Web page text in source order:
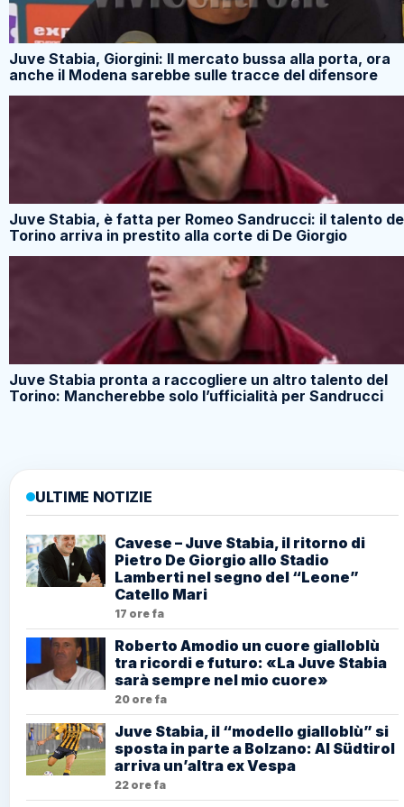
Juve Stabia, Giorgini: Il mercato bussa alla porta, ora
anche il Modena sarebbe sulle tracce del difensore
Juve Stabia, è fatta per Romeo Sandrucci: il talento
Torino arriva in prestito alla corte di De Giorgio
Juve Stabia pronta a raccogliere un altro talento del
Torino: Mancherebbe solo l’ufficialità per Sandrucci
ULTIME NOTIZIE
Cavese – Juve Stabia, il ritorno di
Pietro De Giorgio allo Stadio
Lamberti nel segno del “Leone”
Catello Mari
17 ore fa
Roberto Amodio un cuore gialloblù
tra ricordi e futuro: «La Juve Stabia
sarà sempre nel mio cuore»
20 ore fa
Juve Stabia, il “modello gialloblù” si
sposta in parte a Bolzano: Al Südtirol
arriva un’altra ex Vespa
22 ore fa